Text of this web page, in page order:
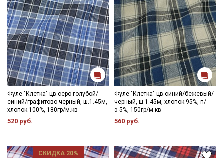
Фуле "Клетка" цв.серо-голубой/
синий/графитово-черный, ш.1.45м,
хлопок-100%, 180гр/м.кв
520 руб.
Фуле "Клетка" цв.синий/бежевый/
черный, ш.1.45м, хлопок-95%, п/
э-5%, 150гр/м.кв
560 руб.
СКИДКА 20%